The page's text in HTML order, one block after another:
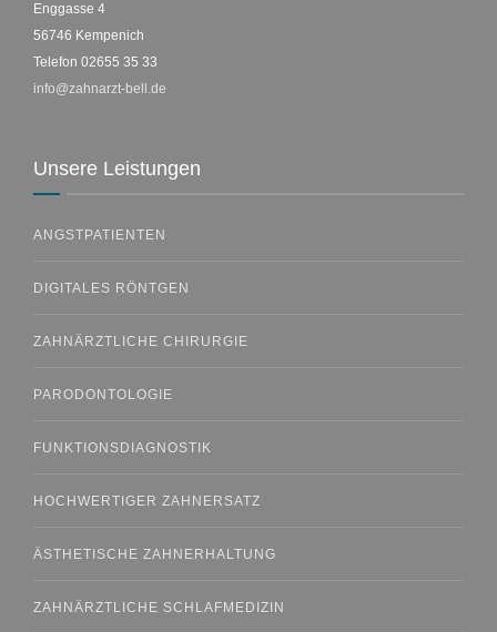
Enggasse 4
56746 Kempenich
Telefon 02655 35 33
info@zahnarzt-bell.de
Unsere Leistungen
ANGSTPATIENTEN
DIGITALES RÖNTGEN
ZAHNÄRZTLICHE CHIRURGIE
PARODONTOLOGIE
FUNKTIONSDIAGNOSTIK
HOCHWERTIGER ZAHNERSATZ
ÄSTHETISCHE ZAHNERHALTUNG
ZAHNÄRZTLICHE SCHLAFMEDIZIN